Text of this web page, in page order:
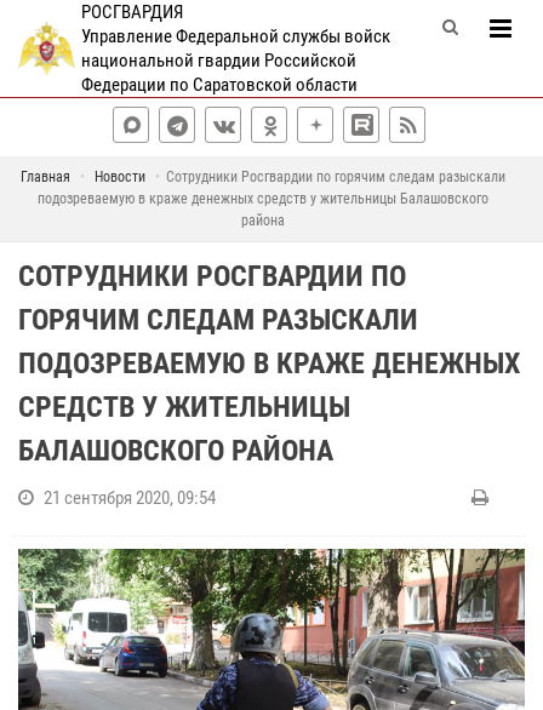
РОСГВАРДИЯ
Управление Федеральной службы войск
национальной гвардии Российской
Федерации по Саратовской области
Главная Новости
Сотрудники Росгвардии по горячим следам разыскали
подозреваемую в краже денежных средств у жительницы Балашовского
района
СОТРУДНИКИ РОСГВАРДИИ ПО
ГОРЯЧИМ СЛЕДАМ РАЗЫСКАЛИ
ПОДОЗРЕВАЕМУЮ В КРАЖЕ ДЕНЕЖНЫХ
СРЕДСТВ У ЖИТЕЛЬНИЦЫ
БАЛАШОВСКОГО РАЙОНА
21 сентября 2020, 09:54